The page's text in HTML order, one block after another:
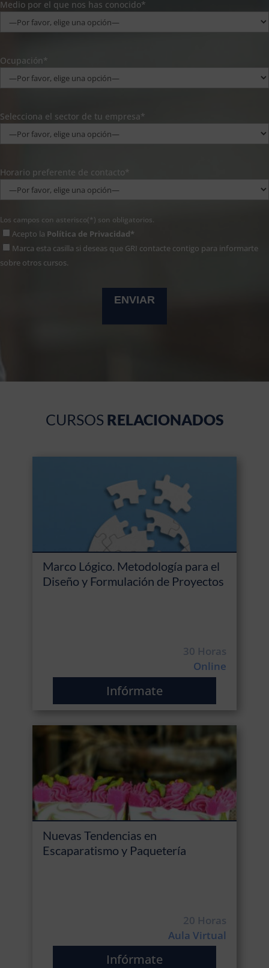
Medio por el que nos has conocido*
Ocupación*
Selecciona el sector de tu empresa*
Horario preferente de contacto*
Los campos con asterisco(*) son obligatorios.
Acepto la Política de Privacidad*
Marca esta casilla si deseas que GRI contacte contigo para informarte
sobre otros cursos.
CURSOS RELACIONADOS
Marco Lógico. Metodología para el
Diseño y Formulación de Proyectos
30 Horas
Online
Infórmate
Nuevas Tendencias en
Escaparatismo y Paquetería
20 Horas
Aula Virtual
Infórmate